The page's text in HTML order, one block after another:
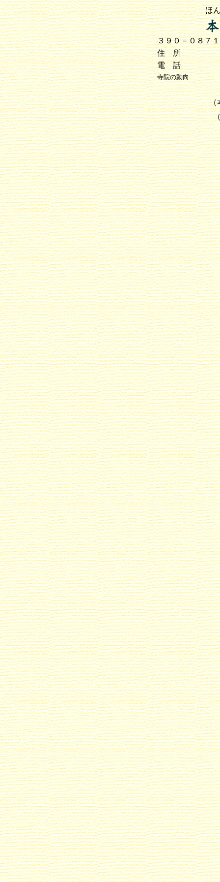
ほ
３９０－０８
住 所
電 話
寺院の動向
（